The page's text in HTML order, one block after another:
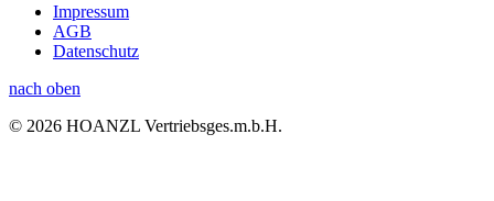
Impressum
AGB
Datenschutz
nach oben
© 2026 HOANZL Vertriebsges.m.b.H.